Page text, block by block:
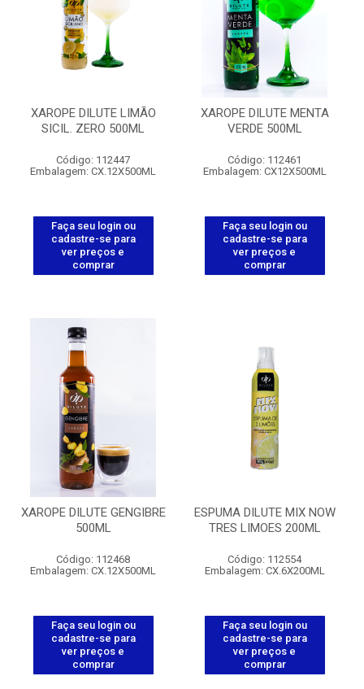
XAROPE DILUTE LIMÃO
SICIL. ZERO 500ML
Código: 112447
Embalagem: CX.12X500ML
Faça seu login ou
cadastre-se para
ver preços e
comprar
XAROPE DILUTE MENTA
VERDE 500ML
Código: 112461
Embalagem: CX12X500ML
Faça seu login ou
cadastre-se para
ver preços e
comprar
XAROPE DILUTE GENGIBRE
500ML
Código: 112468
Embalagem: CX.12X500ML
Faça seu login ou
cadastre-se para
ver preços e
comprar
ESPUMA DILUTE MIX NOW
TRES LIMOES 200ML
Código: 112554
Embalagem: CX.6X200ML
Faça seu login ou
cadastre-se para
ver preços e
comprar